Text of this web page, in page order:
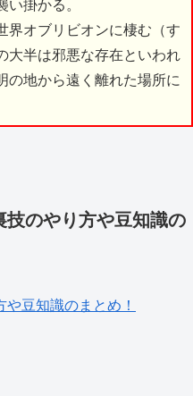
い掛かる。
界オブリビオンに棲む（す
大半は邪悪な存在といわれ
の地から遠く離れた場所に
のやり方や豆知識の
豆知識のまとめ！